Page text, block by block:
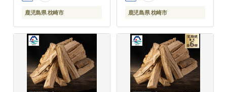
鹿児島県 枕崎市 鹿児島県 枕崎市